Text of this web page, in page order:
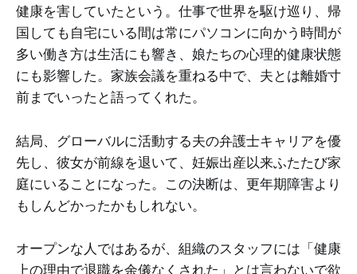
健康を害していたという。仕事で世界を駆け巡り、帰
国しても自宅にいる間は常にパソコンに向かう時間が
多い働き方は生活にも響き、娘たちの心理的健康状態
にも影響した。家族会議を重ねる中で、夫とは離婚寸
前までいったと語ってくれた。
結局、グローバルに活動する夫の弁護士キャリアを優
先し、彼女が前線を退いて、妊娠出産以来ふたたび家
庭にいることになった。この決断は、更年期障害より
もしんどかったかもしれない。
オープンな人ではあるが、組織のスタッフには「健康
上の理由で退職を余儀なくされた」とは言わないで欲